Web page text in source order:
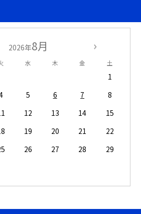
2026年8月
水 木 金 土
1
5 6 7
8
12 13 14
15
19 20 21
22
26 27 28
29